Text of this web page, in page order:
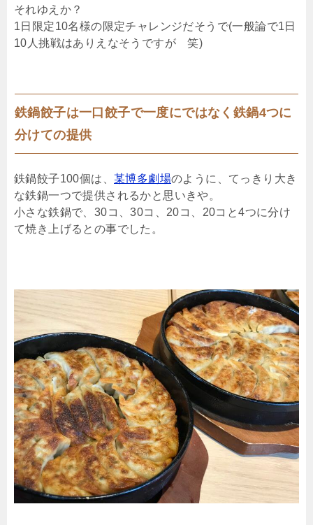
それゆえか？
1日限定10名様の限定チャレンジだそうで(一般論で1日
10人挑戦はありえなそうですが 笑)
鉄鍋餃子は一口餃子で一度にではなく鉄鍋4つに
分けての提供
鉄鍋餃子100個は、 某博多劇場のように、てっきり大き
な鉄鍋一つで提供されるかと思いきや。
小さな鉄鍋で、30コ、30コ、20コ、20コと4つに分け
て焼き上げるとの事でした。